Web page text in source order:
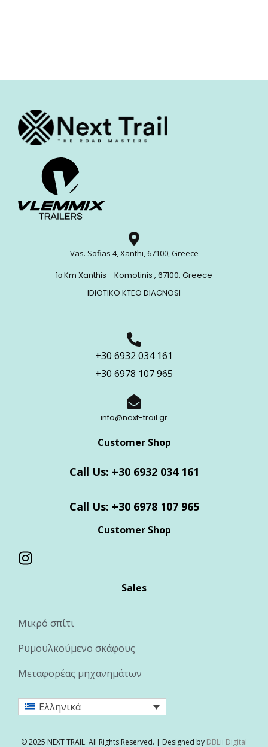
Vas. Sofias 4, Xanthi, 67100, Greece
1ο Km Xanthis - Komotinis , 67100, Greece
IDIOTIKO KTEO DIAGNOSI
+30 6932 034 161
+30 6978 107 965
info@next-trail.gr
Customer Shop
Call Us: +30 6932 034 161
Call Us: +30 6978 107 965
Customer Shop
Sales
Μικρό σπίτι
Ρυμουλκούμενο σκάφους
Μεταφορέας μηχανημάτων
Ελληνικά
© 2025 NEXT TRAIL. All Rights Reserved. | Designed by DBLii Digital